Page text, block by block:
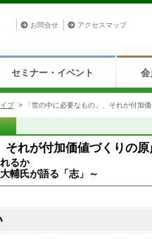
お問合せ アクセスマップ
セミナー・イベント 会
ブ > 「世の中に必要なもの」、それが付加
それが付加価値づくりの
るか
輔氏が語る「志」～